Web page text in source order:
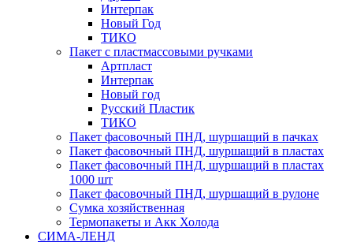
Интерпак
Новый Год
ТИКО
Пакет с пластмассовыми ручками
Артпласт
Интерпак
Новый год
Русский Пластик
ТИКО
Пакет фасовочный ПНД, шуршащий в пачках
Пакет фасовочный ПНД, шуршащий в пластах
Пакет фасовочный ПНД, шуршащий в пластах
1000 шт
Пакет фасовочный ПНД, шуршащий в рулоне
Сумка хозяйственная
Термопакеты и Акк Холода
СИМА-ЛЕНД